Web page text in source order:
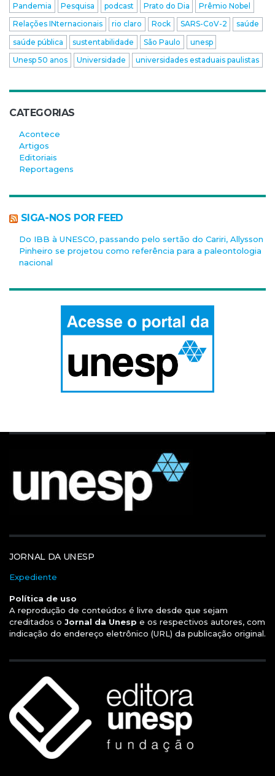
Pandemia
Pesquisa podcast Prato do Dia
Prêmio Nobel
Relações INternacionais
rio claro Rock SARS-CoV-2
saúde
saúde pública
sustentabilidade São Paulo
unesp
Unesp 50 anos
Universidade universidades estaduais paulistas
CATEGORIAS
Acontece
Artigos
Editoriais
Reportagens
SIGA-NOS POR FEED
Do IBB à UNESCO, passando pelo sertão do Cariri, Allysson
Pinheiro se projetou como referência para a paleontologia
nacional
JORNAL DA UNESP
Expediente
Política de uso
A reprodução de conteúdos é livre desde que sejam
creditados o Jornal da Unesp e os respectivos autores, com
indicação do endereço eletrônico (URL) da publicação original.